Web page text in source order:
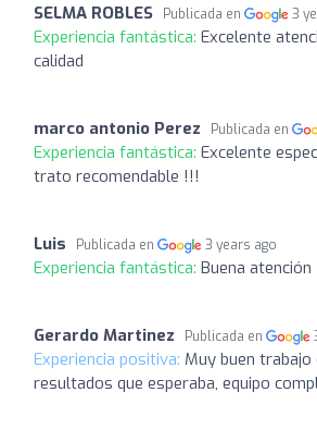
SELMA ROBLES Publicada en 3
Experiencia fantástica: Excelente
calidad
marco antonio Perez Publicada en
Experiencia fantástica: Excelente
trato recomendable !!!
Luis Publicada en 3 years ago
Experiencia fantástica: Buena atención
Gerardo Martinez Publicada en
Experiencia positiva: Muy buen
resultados que esperaba, equipo